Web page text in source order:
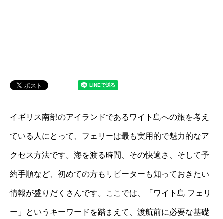
イギリス南部のアイランドであるワイト島への旅を考え
ている人にとって、フェリーは最も実用的で魅力的なア
クセス方法です。海を渡る時間、その快適さ、そして予
約手順など、初めての方もリピーターも知っておきたい
情報が盛りだくさんです。ここでは、「ワイト島 フェリ
ー」というキーワードを踏まえて、渡航前に必要な基礎